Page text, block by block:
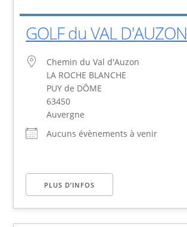
GOLF du VAL D'AUZON
Chemin du Val d'Auzon
LA ROCHE BLANCHE
PUY de DÔME
63450
Auvergne
Aucuns évènements à venir
PLUS D’INFOS